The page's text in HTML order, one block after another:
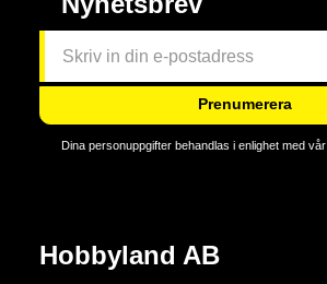
Prenumerera
Dina personuppgifter behandlas i enlighet med vår
Hobbyland AB